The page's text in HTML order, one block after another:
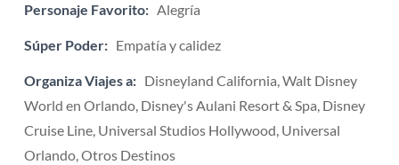
Personaje Favorito: Alegría
Súper Poder: Empatía y calidez
Organiza Viajes a: Disneyland California, Walt Disney
World en Orlando, Disney's Aulani Resort & Spa, Disney
Cruise Line, Universal Studios Hollywood, Universal
Orlando, Otros Destinos